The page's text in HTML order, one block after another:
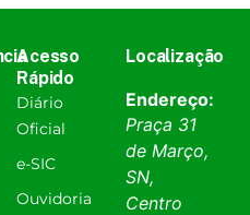
Acesso
Rápido
Diário
Oficial
e-SIC
Ouvidoria
Localização
Endereço:
Praça 31
de Março,
SN,
Centro